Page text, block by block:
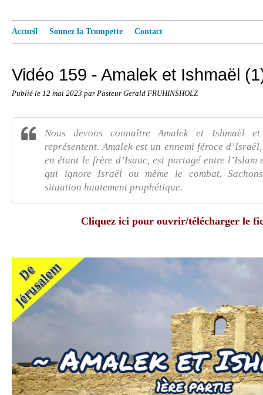
Accueil Sonnez la Trompette Contact
Vidéo 159 - Amalek et Ishmaël
Publié le 12 mai 2023 par Pasteur Gerald FRUHINSHOLZ
Nous devons connaître Amalek et Ishmaël
représentent. Amalek est un ennemi féroce
en étant le frère d’Isaac, est partagé entre l’Islam
qui ignore Israël ou même le combat.
situation hautement prophétique.
Cliquez ici pour ouvrir/télécharger le